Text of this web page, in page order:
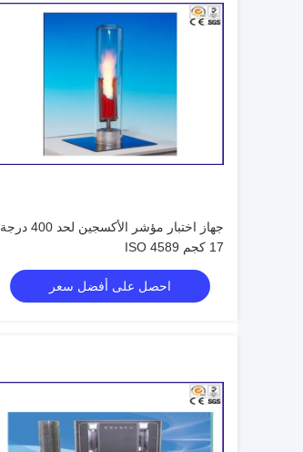
جهاز اختبار مؤشر الأكسجين لحد 400 درجة
17 كجم ISO 4589
احصل على أفضل سعر